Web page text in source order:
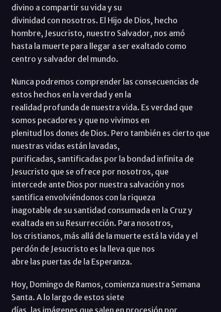
divino a compartir su vida y su
divinidad con nosotros. El Hijo de Dios, hecho
hombre, Jesucristo, nuestro Salvador, nos amó
hasta la muerte para llegar a ser exaltado como
centro y salvador del mundo.
Nunca podremos comprender las consecuencias de
estos hechos en la verdad y en la
realidad profunda de nuestra vida. Es verdad que
somos pecadores y que no vivimos en
plenitud los dones de Dios. Pero también es cierto que
nuestras vidas están lavadas,
purificadas, santificadas por la bondad infinita de
Jesucristo que se ofrece por nosotros, que
intercede ante Dios por nuestra salvación y nos
santifica envolviéndonos con la riqueza
inagotable de su santidad consumada en la Cruz y
exaltada en su Resurrección. Para nosotros,
los cristianos, más allá de la muerte está la vida y el
perdón de Jesucristo es la lleva que nos
abre las puertas de la Esperanza.
Hoy, Domingo de Ramos, comienza nuestra Semana
Santa. A lo largo de estos siete
días, las imágenes que salen en procesión por